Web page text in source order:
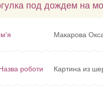
под дождем на
Макарова
роботи Картина из